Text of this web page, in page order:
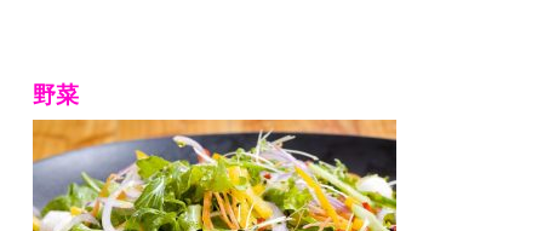
野菜